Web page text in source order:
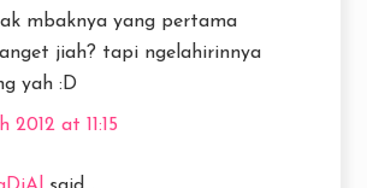
mbaknya yang pertama
jiah? tapi ngelahirinnya
yah :D
2012 at 11:15